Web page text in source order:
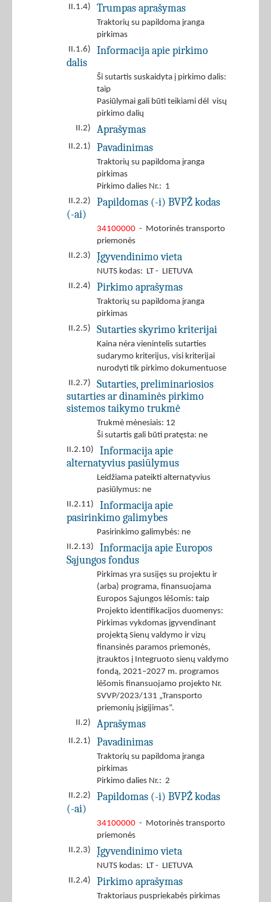
II.1.4)
Trumpas aprašymas
Traktorių su papildoma įranga
pirkimas
II.1.6)
Informacija apie pirkimo
dalis
Ši sutartis suskaidyta į pirkimo dalis:
taip
Pasiūlymai gali būti teikiami dėl visų
pirkimo dalių
II.2)
Aprašymas
II.2.1) Pavadinimas
Traktorių su papildoma įranga
pirkimas
Pirkimo dalies Nr.: 1
II.2.2)
Papildomas (-i) BVPŽ kodas
(-ai)
34100000 - Motorinės transporto
priemonės
II.2.3)
Įgyvendinimo vieta
NUTS kodas: LT - LIETUVA
II.2.4)
Pirkimo aprašymas
Traktorių su papildoma įranga
pirkimas
II.2.5)
Sutarties skyrimo kriterijai
Kaina nėra vienintelis sutarties
sudarymo kriterijus, visi kriterijai
nurodyti tik pirkimo dokumentuose
II.2.7)
Sutarties, preliminariosios
sutarties ar dinaminės pirkimo
sistemos taikymo trukmė
Trukmė mėnesiais: 12
Ši sutartis gali būti pratęsta: ne
II.2.10)
Informacija apie
alternatyvius pasiūlymus
Leidžiama pateikti alternatyvius
pasiūlymus: ne
II.2.11)
Informacija apie
pasirinkimo galimybes
Pasirinkimo galimybės: ne
II.2.13)
Informacija apie Europos
Sąjungos fondus
Pirkimas yra susijęs su projektu ir
(arba) programa, finansuojama
Europos Sąjungos lėšomis: taip
Projekto identifikacijos duomenys:
Pirkimas vykdomas įgyvendinant
projektą Sienų valdymo ir vizų
finansinės paramos priemonės,
įtrauktos į Integruoto sienų valdymo
fondą, 2021–2027 m. programos
lėšomis finansuojamo projekto Nr.
SVVP/2023/131 „Transporto
priemonių įsigijimas“.
II.2)
Aprašymas
II.2.1) Pavadinimas
Traktorių su papildoma įranga
pirkimas
Pirkimo dalies Nr.: 2
II.2.2)
Papildomas (-i) BVPŽ kodas
(-ai)
34100000 - Motorinės transporto
priemonės
II.2.3)
Įgyvendinimo vieta
NUTS kodas: LT - LIETUVA
II.2.4)
Pirkimo aprašymas
Traktoriaus puspriekabės pirkimas